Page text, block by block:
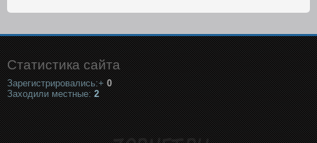
Статистика сайта
Зарегистрировались:+ 0
Заходили местные: 2